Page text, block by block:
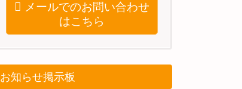
メールでのお問い合わせ
はこちら
お知らせ掲示板